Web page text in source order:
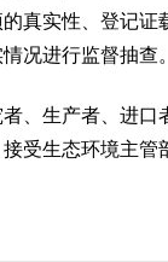
真实性、登记证
况进行监督抽查。
、生产者、进口
受生态环境主管